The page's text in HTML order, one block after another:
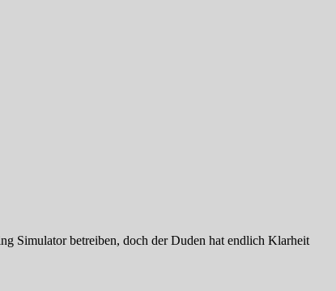
Simulator betreiben, doch der Duden hat endlich Klarheit